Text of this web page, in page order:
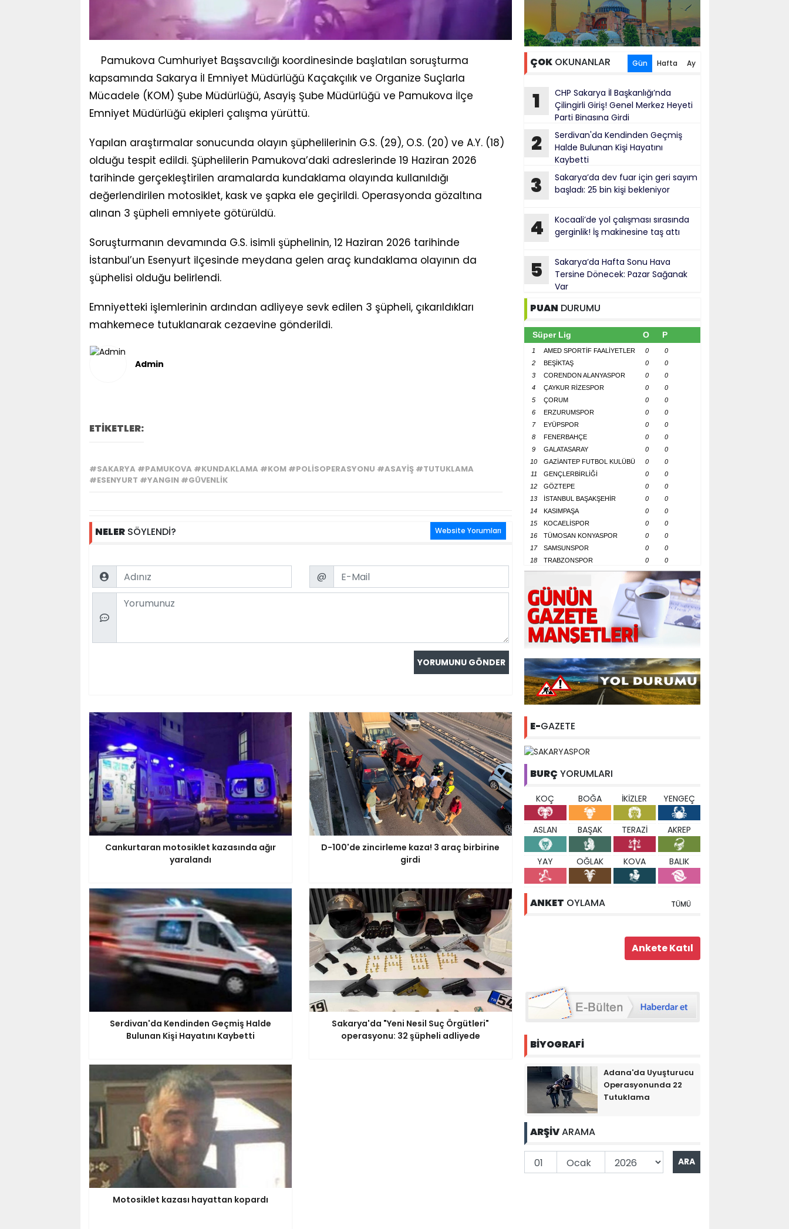
Pamukova Cumhuriyet Başsavcılığı koordinesinde başlatılan soruşturma
kapsamında Sakarya İl Emniyet Müdürlüğü Kaçakçılık ve Organize Suçlarla
Mücadele (KOM) Şube Müdürlüğü, Asayiş Şube Müdürlüğü ve Pamukova İlçe
Emniyet Müdürlüğü ekipleri çalışma yürüttü.
Yapılan araştırmalar sonucunda olayın şüphelilerinin G.S. (29), O.S. (20) ve A.Y. (18)
olduğu tespit edildi. Şüphelilerin Pamukova’daki adreslerinde 19 Haziran 2026
tarihinde gerçekleştirilen aramalarda kundaklama olayında kullanıldığı
değerlendirilen motosiklet, kask ve şapka ele geçirildi. Operasyonda gözaltına
alınan 3 şüpheli emniyete götürüldü.
Soruşturmanın devamında G.S. isimli şüphelinin, 12 Haziran 2026 tarihinde
İstanbul’un Esenyurt ilçesinde meydana gelen araç kundaklama olayının da
şüphelisi olduğu belirlendi.
Emniyetteki işlemlerinin ardından adliyeye sevk edilen 3 şüpheli, çıkarıldıkları
mahkemece tutuklanarak cezaevine gönderildi.
Admin
ETİKETLER:
#SAKARYA #PAMUKOVA #KUNDAKLAMA #KOM #POLISOPERASYONU #ASAYIŞ #TUTUKLAMA
#ESENYURT #YANGIN #GÜVENLIK
NELERSÖYLENDİ? Website Yorumları
Name Email
@
Comment
Cankurtaran motosiklet kazasında ağır
yaralandı
D-100'de zincirleme kaza! 3 araç birbirine
girdi
Serdivan'da Kendinden Geçmiş Halde
Bulunan Kişi Hayatını Kaybetti
Sakarya'da "Yeni Nesil Suç Örgütleri"
operasyonu: 32 şüpheli adliyede
Motosiklet kazası hayattan kopardı
ÇOKOKUNANLAR Gün Hafta Ay
1
CHP Sakarya İl Başkanlığı’nda
Çilingirli Giriş! Genel Merkez Heyeti
Parti Binasına Girdi
2
Serdivan'da Kendinden Geçmiş
Halde Bulunan Kişi Hayatını
Kaybetti
3
Sakarya’da dev fuar için geri sayım
başladı: 25 bin kişi bekleniyor
4
Kocaali’de yol çalışması sırasında
gerginlik! İş makinesine taş attı
5
Sakarya’da Hafta Sonu Hava
Tersine Dönecek: Pazar Sağanak
Var
PUAN DURUMU
Süper Lig O P
1 AMED SPORTİF FAALİYETLER 0
0
2
BEŞİKTAŞ 0
0
3
CORENDON ALANYASPOR 0
0
4
ÇAYKUR RİZESPOR 0
0
5
ÇORUM 0
0
6
ERZURUMSPOR 0
0
7
EYÜPSPOR 0
0
8
FENERBAHÇE 0
0
9
GALATASARAY 0
0
10
GAZİANTEP FUTBOL KULÜBÜ 0
0
11
GENÇLERBİRLİĞİ 0
0
12
GÖZTEPE 0
0
13
İSTANBUL BAŞAKŞEHİR 0
0
14
KASIMPAŞA 0
0
15
KOCAELİSPOR 0
0
16
TÜMOSAN KONYASPOR 0
0
17
SAMSUNSPOR 0
0
18
TRABZONSPOR 0 0
E-GAZETE
BURÇ YORUMLARI
KOÇ BOĞA İKİZLER YENGEÇ
ASLAN BAŞAK TERAZİ AKREP
YAY OĞLAK KOVA BALIK
ANKET OYLAMA TÜMÜ
BİYOGRAFİ
Adana'da Uyuşturucu
Operasyonunda 22
Tutuklama
ARŞİVARAMA